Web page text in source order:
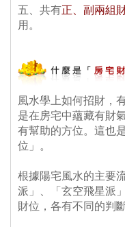
五、共有正、副兩組
用。
風水學上如何招財，
是在房宅中蘊藏有財
有幫助的方位。這也
位」。
根據陽宅風水的主要
派」、「玄空飛星派
財位，各有不同的判